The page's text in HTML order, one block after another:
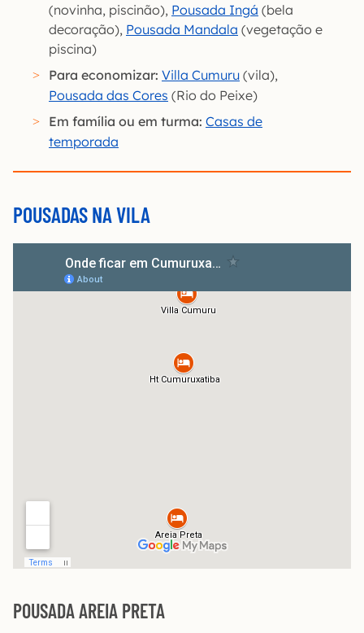
(novinha, piscinão), Pousada Ingá (bela
decoração), Pousada Mandala (vegetação e
piscina)
Para economizar: Villa Cumuru (vila),
Pousada das Cores (Rio do Peixe)
Em família ou em turma: Casas de
temporada
POUSADAS NA VILA
POUSADA AREIA PRETA